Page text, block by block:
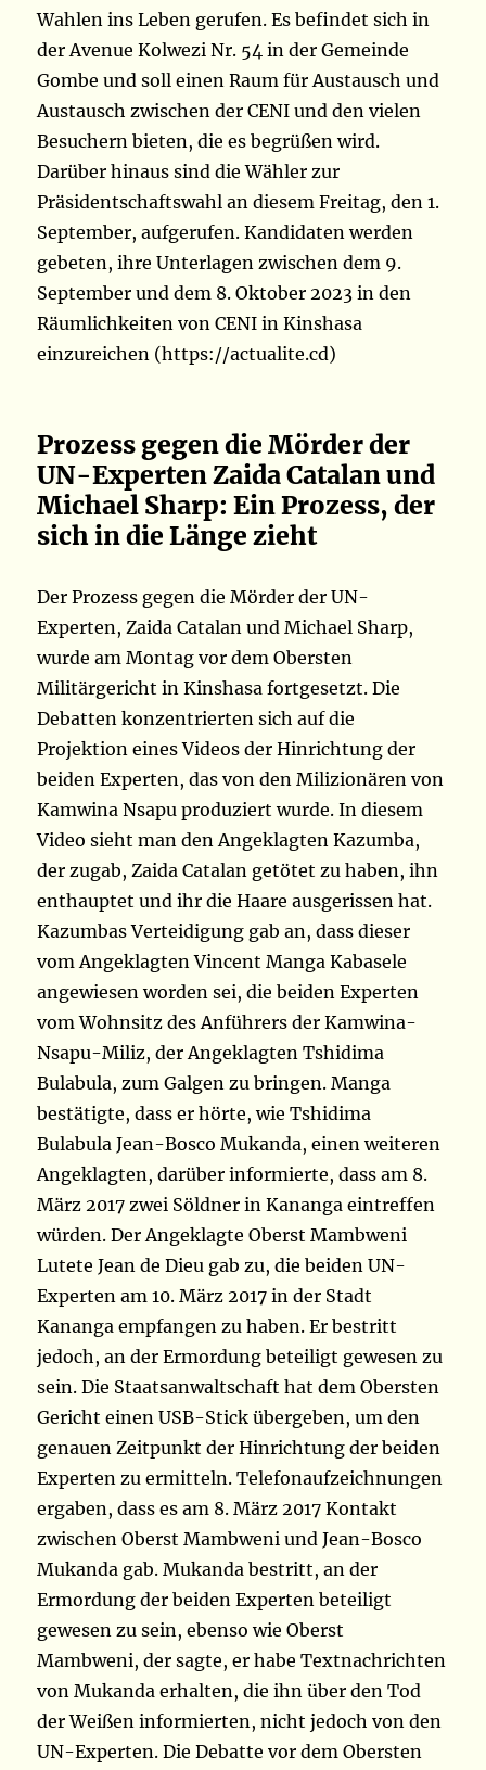
Wahlen ins Leben gerufen. Es befindet sich in
der Avenue Kolwezi Nr. 54 in der Gemeinde
Gombe und soll einen Raum für Austausch und
Austausch zwischen der CENI und den vielen
Besuchern bieten, die es begrüßen wird.
Darüber hinaus sind die Wähler zur
Präsidentschaftswahl an diesem Freitag, den 1.
September, aufgerufen. Kandidaten werden
gebeten, ihre Unterlagen zwischen dem 9.
September und dem 8. Oktober 2023 in den
Räumlichkeiten von CENI in Kinshasa
einzureichen (https://actualite.cd)
Prozess gegen die Mörder der
UN-Experten Zaida Catalan und
Michael Sharp: Ein Prozess, der
sich in die Länge zieht
Der Prozess gegen die Mörder der UN-
Experten, Zaida Catalan und Michael Sharp,
wurde am Montag vor dem Obersten
Militärgericht in Kinshasa fortgesetzt. Die
Debatten konzentrierten sich auf die
Projektion eines Videos der Hinrichtung der
beiden Experten, das von den Milizionären von
Kamwina Nsapu produziert wurde. In diesem
Video sieht man den Angeklagten Kazumba,
der zugab, Zaida Catalan getötet zu haben, ihn
enthauptet und ihr die Haare ausgerissen hat.
Kazumbas Verteidigung gab an, dass dieser
vom Angeklagten Vincent Manga Kabasele
angewiesen worden sei, die beiden Experten
vom Wohnsitz des Anführers der Kamwina-
Nsapu-Miliz, der Angeklagten Tshidima
Bulabula, zum Galgen zu bringen. Manga
bestätigte, dass er hörte, wie Tshidima
Bulabula Jean-Bosco Mukanda, einen weiteren
Angeklagten, darüber informierte, dass am 8.
März 2017 zwei Söldner in Kananga eintreffen
würden. Der Angeklagte Oberst Mambweni
Lutete Jean de Dieu gab zu, die beiden UN-
Experten am 10. März 2017 in der Stadt
Kananga empfangen zu haben. Er bestritt
jedoch, an der Ermordung beteiligt gewesen zu
sein. Die Staatsanwaltschaft hat dem Obersten
Gericht einen USB-Stick übergeben, um den
genauen Zeitpunkt der Hinrichtung der beiden
Experten zu ermitteln. Telefonaufzeichnungen
ergaben, dass es am 8. März 2017 Kontakt
zwischen Oberst Mambweni und Jean-Bosco
Mukanda gab. Mukanda bestritt, an der
Ermordung der beiden Experten beteiligt
gewesen zu sein, ebenso wie Oberst
Mambweni, der sagte, er habe Textnachrichten
von Mukanda erhalten, die ihn über den Tod
der Weißen informierten, nicht jedoch von den
UN-Experten. Die Debatte vor dem Obersten